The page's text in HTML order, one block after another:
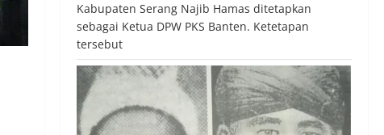
Kabupaten Serang Najib Hamas ditetapkan
sebagai Ketua DPW PKS Banten. Ketetapan
tersebut